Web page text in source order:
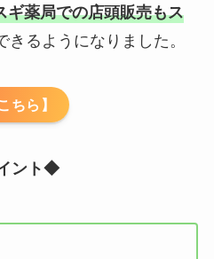
ギ薬局での店頭販売もス
きるようになりました。
ちら】
ント◆